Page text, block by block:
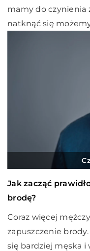
mamy do czynienia
natknąć się
Jak zacząć
brodę?
Coraz więcej
zapuszczenie
się bardziej męska i